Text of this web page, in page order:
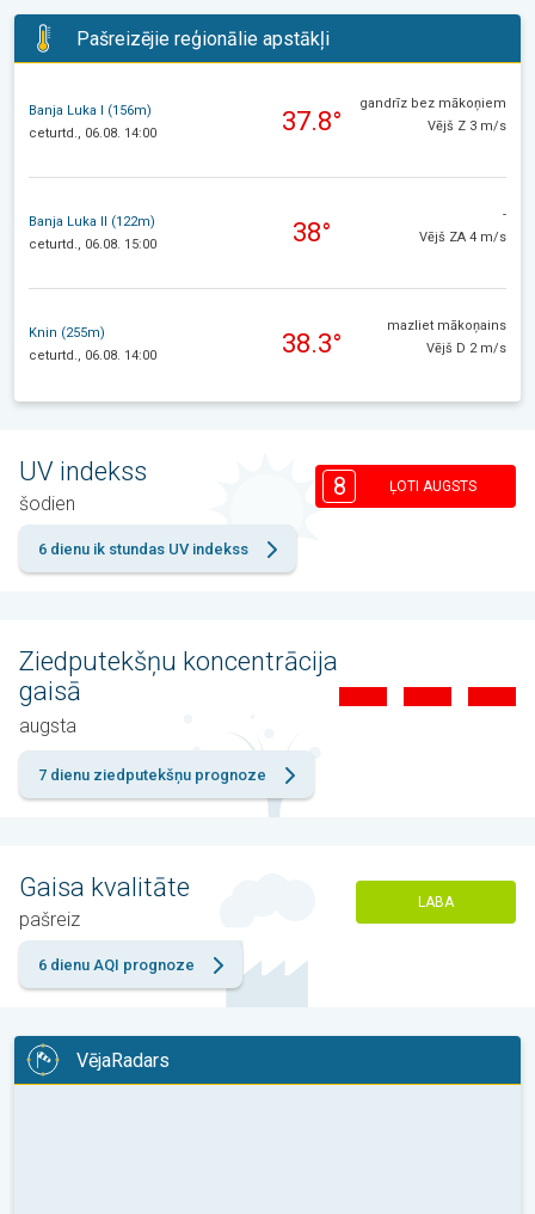
Pašreizējie reģionālie apstākļi
Banja Luka I (156m)
ceturtd., 06.08. 14:00
37.8°
gandrīz bez mākoņiem
Vējš Z 3 m/s
Banja Luka II (122m)
ceturtd., 06.08. 15:00
38°
-
Vējš ZA 4 m/s
Knin (255m)
ceturtd., 06.08. 14:00
38.3°
mazliet mākoņains
Vējš D 2 m/s
UV indekss
šodien
8 ĻOTI AUGSTS
6 dienu ik stundas UV indekss
Ziedputekšņu koncentrācija
gaisā
augsta
7 dienu ziedputekšņu prognoze
Gaisa kvalitāte
pašreiz
LABA
6 dienu AQI prognoze
VējaRadars